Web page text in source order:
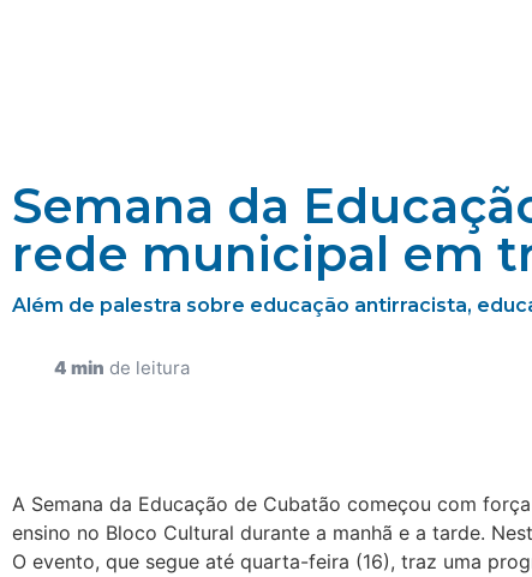
Semana da
rede municipal em
Além de palestra sobre educação antirracista,
4 min de leitura
A Semana da Educação de Cubatão começou com
ensino no Bloco Cultural durante a manhã e a tarde.
O evento, que segue até quarta-feira (16), traz uma